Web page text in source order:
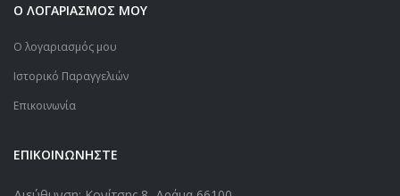
Ο ΛΟΓΑΡΙΑΣΜΟΣ ΜΟΥ
Ο λογαριασμός μου
Ιστορικό Παραγγελιών
Επικοινωνία
ΕΠΙΚΟΙΝΩΝΗΣΤΕ